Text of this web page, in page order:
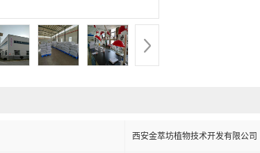
西安金萃坊植物技术开发有限公司